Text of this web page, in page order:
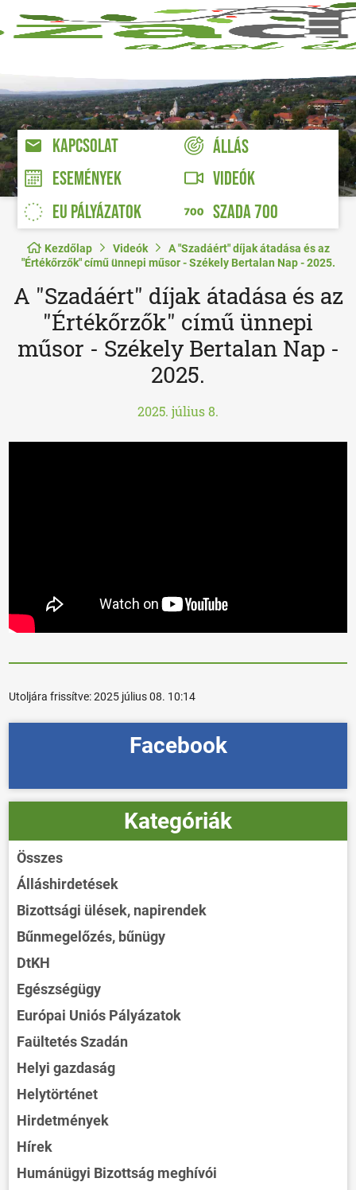
KAPCSOLAT
ÁLLÁS
ESEMÉNYEK
VIDEÓK
EU PÁLYÁZATOK
SZADA 700
Kezdőlap Videók
A "Szadáért" díjak átadása és az
"Értékőrzők" című ünnepi műsor - Székely Bertalan Nap - 2025.
A "Szadáért" díjak átadása és az
"Értékőrzők" című ünnepi
műsor - Székely Bertalan Nap -
2025.
2025. július 8.
Utoljára frissítve:2025 július 08. 10:14
Facebook
Kategóriák
Összes
Álláshirdetések
Bizottsági ülések, napirendek
Bűnmegelőzés, bűnügy
DtKH
Egészségügy
Európai Uniós Pályázatok
Faültetés Szadán
Helyi gazdaság
Helytörténet
Hirdetmények
Hírek
Humánügyi Bizottság meghívói